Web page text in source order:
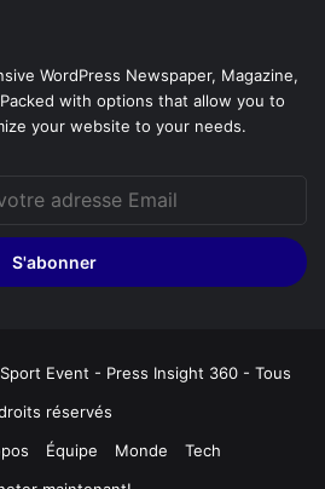
WordPress Newspaper, Magazine,
with options that allow you to
your website to your needs.
Event - Press Insight 360 - Tous
réservés
Équipe Monde
Tech